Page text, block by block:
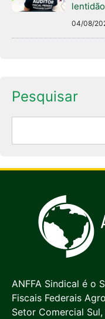
04/08/
Pesquisar
ANFFA Sindical é o
Fiscais Federais
Setor Comercial